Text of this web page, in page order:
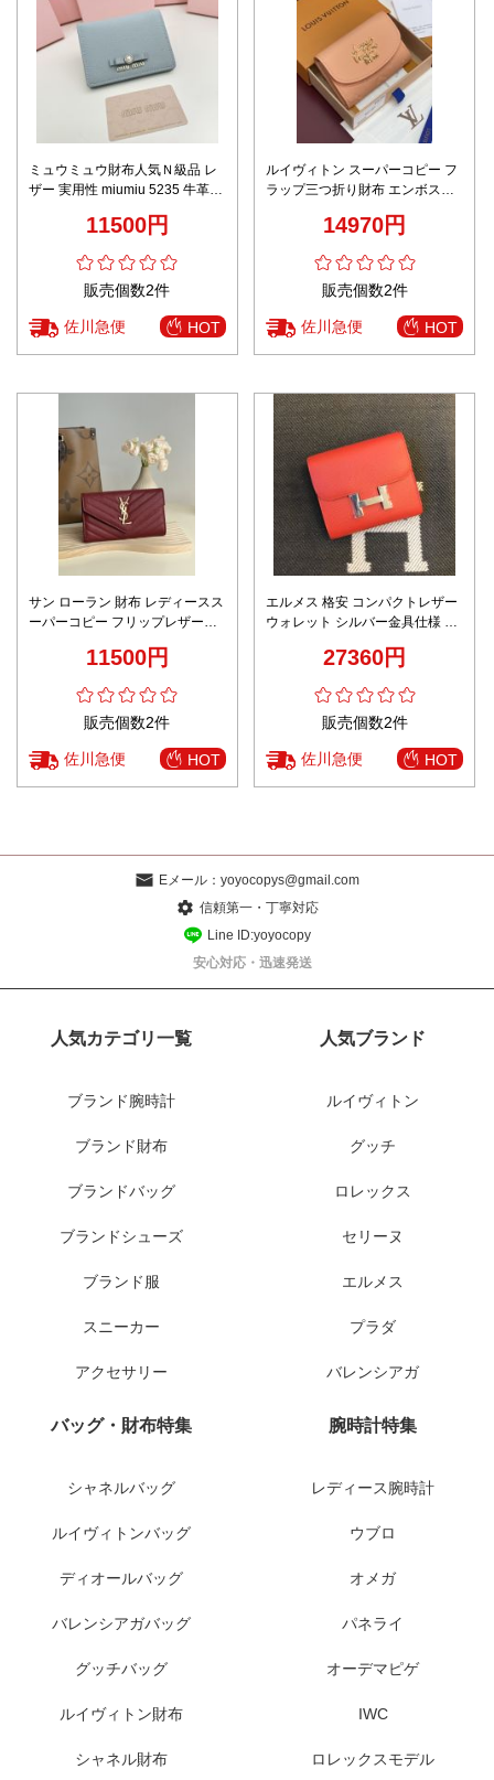
ミュウミュウ財布人気Ｎ級品 レ
ザー 実用性 miumiu 5235 牛革
11500円
販売個数2件
佐川急便 HOT
ルイヴィトン スーパーコピー フ
ラップ三つ折り財布 エンボスレ
14970円
販売個数2件
佐川急便 HOT
サン ローラン 財布 レディースス
ーパーコピー フリップレザー財
11500円
販売個数2件
佐川急便 HOT
エルメス 格安 コンパクトレザー
ウォレット シルバー金具仕様 高
27360円
販売個数2件
佐川急便 HOT
Eメール： yoyocopys@gmail.com
信頼第一・丁寧対応
Line ID:yoyocopy
安心対応・迅速発送
人気カテゴリ一覧
ブランド腕時計
ブランド財布
ブランドバッグ
ブランドシューズ
ブランド服
スニーカー
アクセサリー
人気ブランド
ルイヴィトン
グッチ
ロレックス
セリーヌ
エルメス
プラダ
バレンシアガ
バッグ・財布特集
シャネルバッグ
ルイヴィトンバッグ
ディオールバッグ
バレンシアガバッグ
グッチバッグ
ルイヴィトン財布
シャネル財布
腕時計特集
レディース腕時計
ウブロ
オメガ
パネライ
オーデマピゲ
IWC
ロレックスモデル